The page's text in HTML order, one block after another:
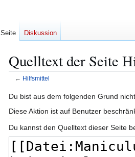
Quelltext der Seite
← Hilfsmittel
Zur
Navigation
springen
Zur
Suche
springen
Du bist aus dem folgenden Grund
Diese Aktion ist auf Benutzer
Du kannst den Quelltext dieser Seite
Seite Diskussion